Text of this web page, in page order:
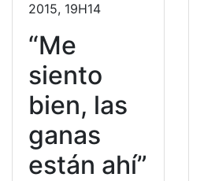
2015, 19H14
“Me
siento
bien, las
ganas
están ahí”